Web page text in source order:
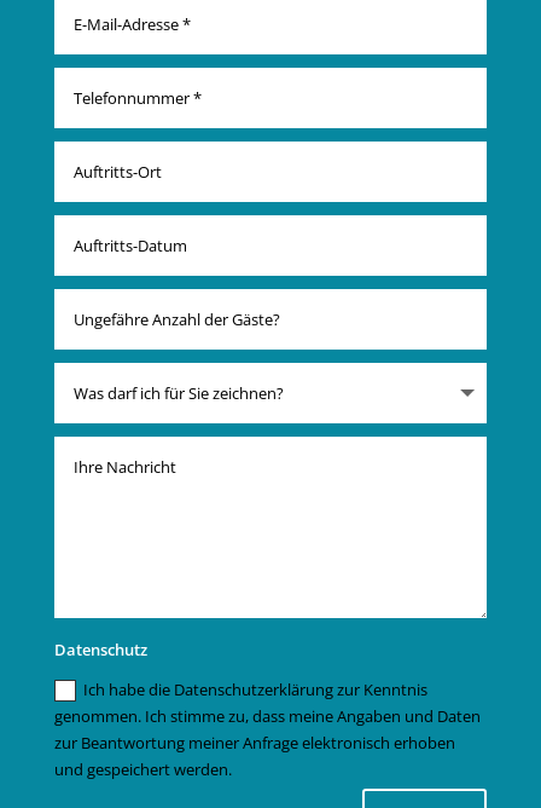
Datenschutz
Ich habe die Datenschutzerklärung zur Kenntnis
genommen. Ich stimme zu, dass meine Angaben und Daten
zur Beantwortung meiner Anfrage elektronisch erhoben
und gespeichert werden.